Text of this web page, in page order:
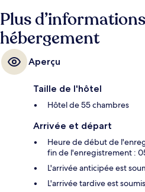
Plus
hébergement
Aperçu
Taille de l'hôtel
Hôtel de 55 chambres
Arrivée et départ
Heure de début de
fin de l'enregistrement :
L'arrivée anticipée est
L'arrivée tardive est